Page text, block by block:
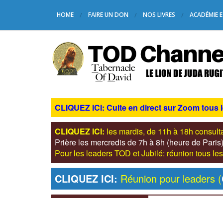
HOME FAIRE UN DON NOS LIVRES ACADÉMIE
CLIQUEZ ICI: Culte en direct sur Zoom
CLIQUEZ ICI: les mardis, de 11h à 18h
Prière les mercredis de 7h à 8h (heure de
Pour les leaders TOD et Jubilé: réunion tous
CLIQUEZ ICI: Réunion pour leaders (